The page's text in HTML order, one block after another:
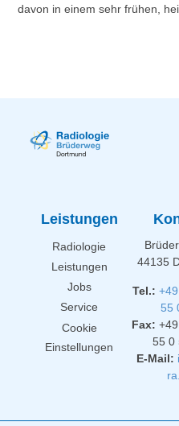
davon in einem sehr frühen,
Leistungen
Radiologie
Leistungen
Jobs
Service
Cookie
Einstellungen
44135
Tel.:
55
Fax:
55 0
E-Mail: